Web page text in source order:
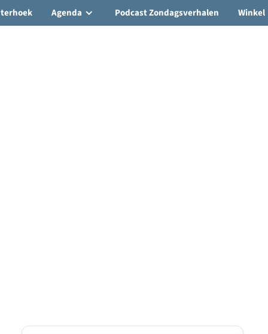
Agenda Podcast Zondagsverhalen Winkel